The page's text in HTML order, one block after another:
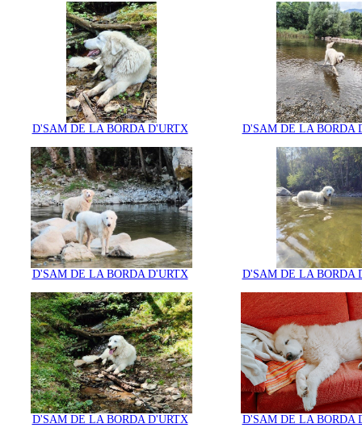
D'SAM DE LA BORDA D'URTX D'SAM DE LA BORDA
D'SAM DE LA BORDA D'URTX D'SAM DE LA BORDA
D'SAM DE LA BORDA D'URTX D'SAM DE LA BORDA